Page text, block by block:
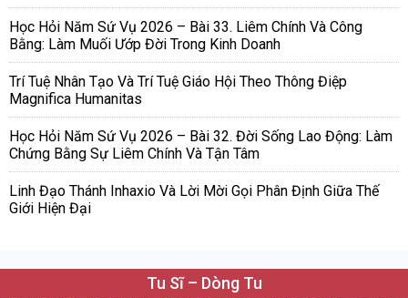
Học Hỏi Năm Sứ Vụ 2026 – Bài 33. Liêm Chính Và Công
Bằng: Làm Muối Ướp Đời Trong Kinh Doanh
Trí Tuệ Nhân Tạo Và Trí Tuệ Giáo Hội Theo Thông Điệp
Magnifica Humanitas
Học Hỏi Năm Sứ Vụ 2026 – Bài 32. Đời Sống Lao Động: Làm
Chứng Bằng Sự Liêm Chính Và Tận Tâm
Linh Đạo Thánh Inhaxio Và Lời Mời Gọi Phân Định Giữa Thế
Giới Hiện Đại
Tu Sĩ – Dòng Tu